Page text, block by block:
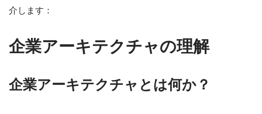
介します：
企業アーキテクチャの理解
企業アーキテクチャとは何か？